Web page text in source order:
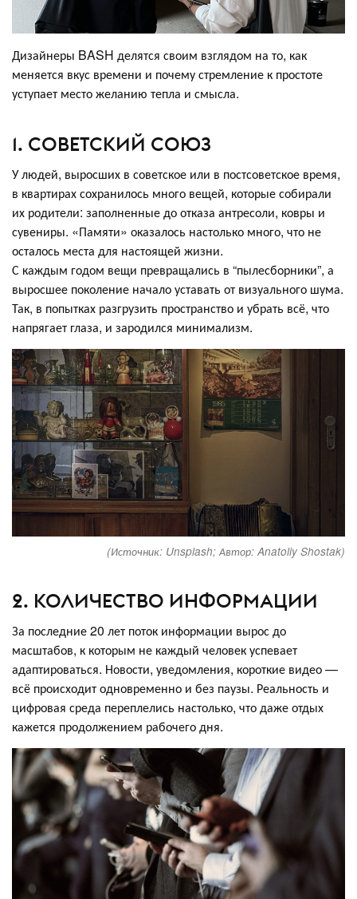
Дизайнеры BASH делятся своим взглядом на то, как
меняется вкус времени и почему стремление к простоте
уступает место желанию тепла и смысла.
1. СОВЕТСКИЙ СОЮЗ
У людей, выросших в советское или в постсоветское время,
в квартирах сохранилось много вещей, которые собирали
их родители: заполненные до отказа антресоли, ковры и
сувениры. «Памяти» оказалось настолько много, что не
осталось места для настоящей жизни.
С каждым годом вещи превращались в “пылесборники”, а
выросшее поколение начало уставать от визуального шума.
Так, в попытках разгрузить пространство и убрать всё, что
напрягает глаза, и зародился минимализм.
(Источник: Unsplash; Автор: Anatoliy Shostak)
2. КОЛИЧЕСТВО ИНФОРМАЦИИ
За последние 20 лет поток информации вырос до
масштабов, к которым не каждый человек успевает
адаптироваться. Новости, уведомления, короткие видео —
всё происходит одновременно и без паузы. Реальность и
цифровая среда переплелись настолько, что даже отдых
кажется продолжением рабочего дня.